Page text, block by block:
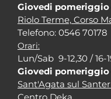
Giovedi
Riolo Terme, Corso
Telefono: 0546 70178
Orari:
Lun/Sab 9-12,30 / 16-
Giovedi
Sant'Agata sul